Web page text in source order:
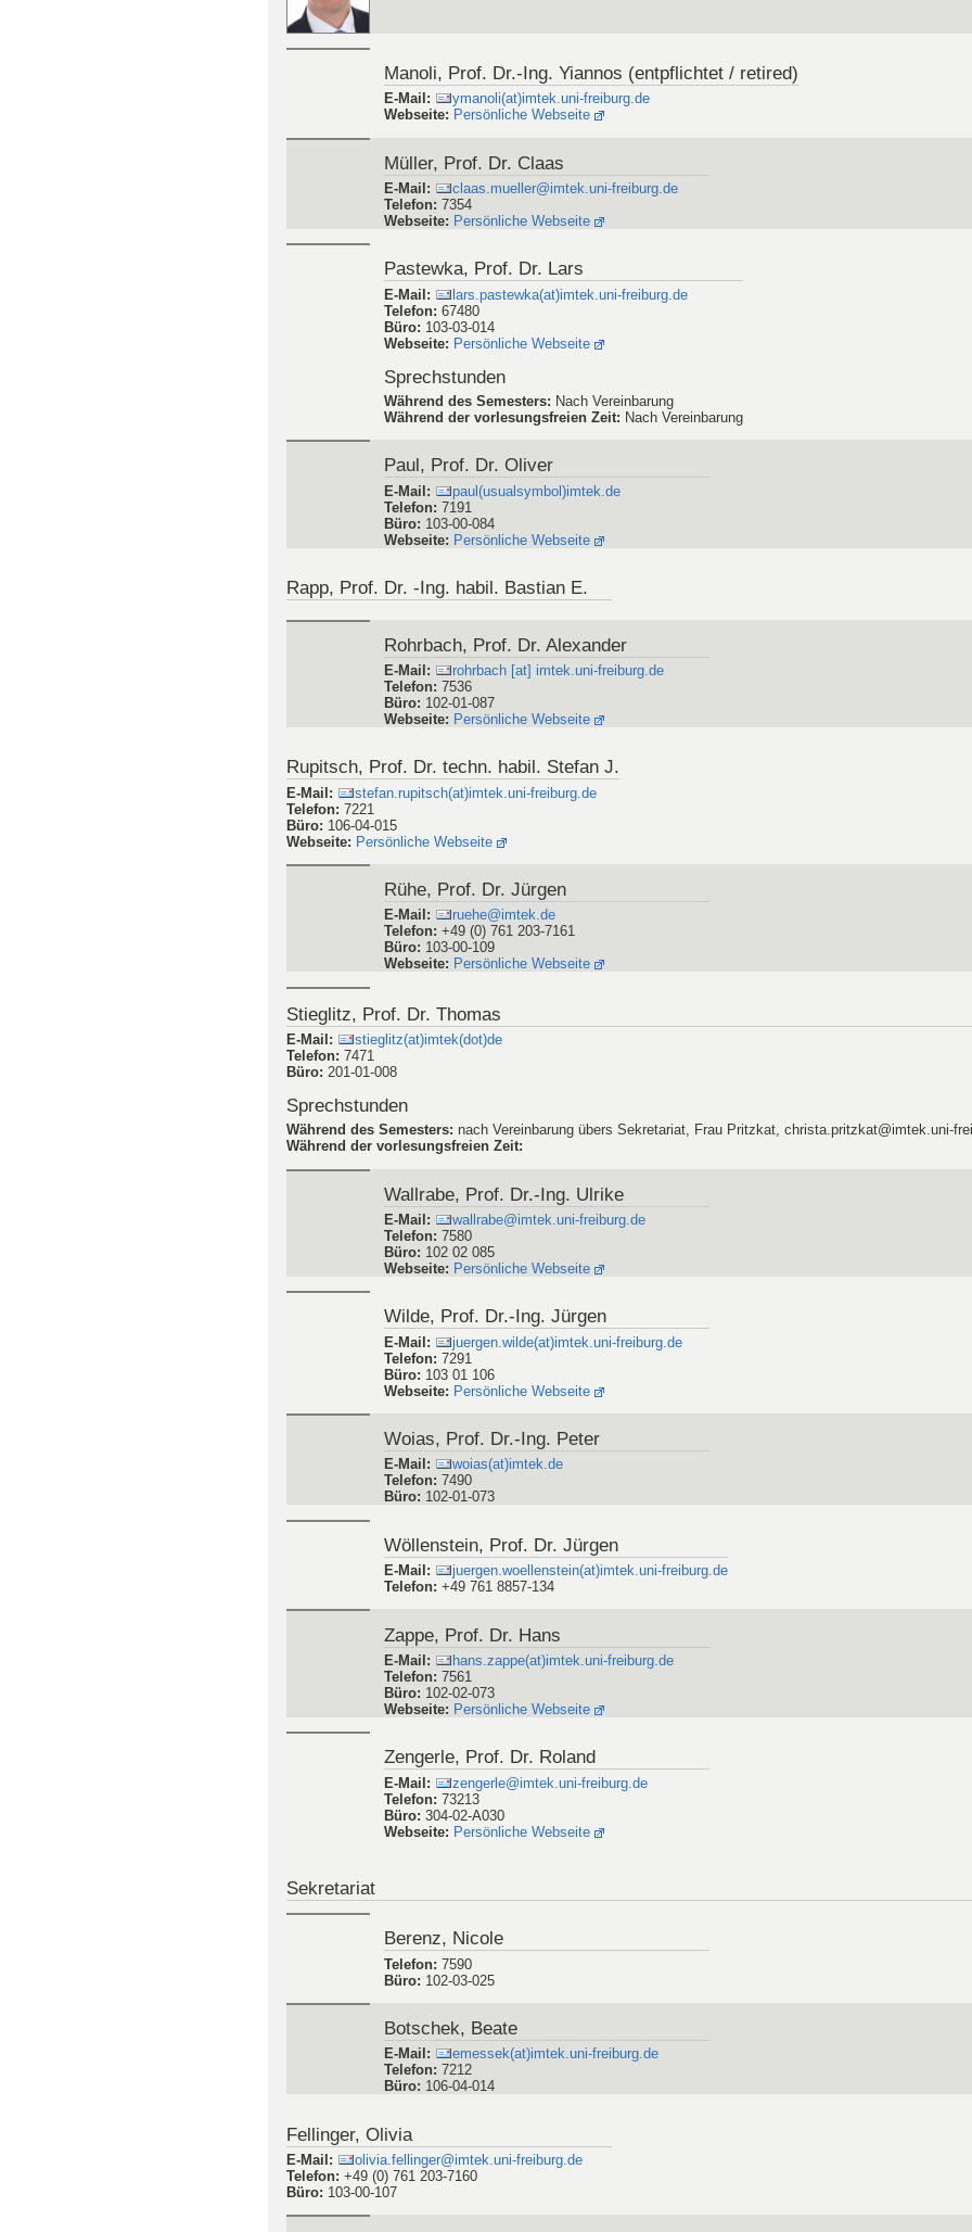
Manoli, Prof. Dr.-Ing. Yiannos (entpflichtet / retired)
E-Mail :
ymanoli(at)imtek.uni-freiburg.de
Webseite: Persönliche Webseite
Müller, Prof. Dr. Claas
E-Mail :
claas.mueller@imtek.uni-freiburg.de
Telefon:7354
Webseite: Persönliche Webseite
Pastewka, Prof. Dr. Lars
E-Mail:
lars.pastewka(at)imtek.uni-freiburg.de
Telefon:67480
Büro: 103-03-014
Webseite: Persönliche Webseite
Sprechstunden
Während des Semesters: Nach Vereinbarung
Während der vorlesungsfreien Zeit: Nach Vereinbarung
Paul, Prof. Dr. Oliver
E-Mail:
paul(usualsymbol)imtek.de
Telefon:7191
Büro: 103-00-084
Webseite: Persönliche Webseite
Rapp, Prof. Dr. -Ing. habil. Bastian E.
Rohrbach, Prof. Dr. Alexander
E-Mail :
rohrbach [at] imtek.uni-freiburg.de
Telefon:7536
Büro: 102-01-087
Webseite: Persönliche Webseite
Rupitsch, Prof. Dr. techn. habil. Stefan J.
E-Mail:
stefan.rupitsch(at)imtek.uni-freiburg.de
Telefon: 7221
Büro: 106-04-015
Webseite: Persönliche Webseite
Rühe, Prof. Dr. Jürgen
E-Mail :
ruehe@imtek.de
Telefon:+49 (0) 761 203-7161
Büro: 103-00-109
Webseite: Persönliche Webseite
Stieglitz, Prof. Dr. Thomas
E-Mail :
stieglitz(at)imtek(dot)de
Telefon: 7471
Büro: 201-01-008
Sprechstunden
Während des Semesters: nach Vereinbarung übers Sekretariat, Frau Pritzkat, christa.pritzkat@imtek.uni-
Während der vorlesungsfreien Zeit:
Wallrabe, Prof. Dr.-Ing. Ulrike
E-Mail :
wallrabe@imtek.uni-freiburg.de
Telefon:7580
Büro: 102 02 085
Webseite: Persönliche Webseite
Wilde, Prof. Dr.-Ing. Jürgen
E-Mail :
juergen.wilde(at)imtek.uni-freiburg.de
Telefon:7291
Büro: 103 01 106
Webseite: Persönliche Webseite
Woias, Prof. Dr.-Ing. Peter
E-Mail :
woias(at)imtek.de
Telefon:7490
Büro: 102-01-073
Wöllenstein, Prof. Dr. Jürgen
E-Mail :
juergen.woellenstein(at)imtek.uni-freiburg.de
Telefon:+49 761 8857-134
Zappe, Prof. Dr. Hans
E-Mail :
hans.zappe(at)imtek.uni-freiburg.de
Telefon:7561
Büro: 102-02-073
Webseite: Persönliche Webseite
Zengerle, Prof. Dr. Roland
E-Mail:
zengerle@imtek.uni-freiburg.de
Telefon:73213
Büro:304-02-A030
Webseite: Persönliche Webseite
Sekretariat
Berenz, Nicole
Telefon:7590
Büro: 102-03-025
Botschek, Beate
E-Mail :
emessek(at)imtek.uni-freiburg.de
Telefon:7212
Büro: 106-04-014
Fellinger, Olivia
E-Mail :
olivia.fellinger@imtek.uni-freiburg.de
Telefon: +49 (0) 761 203-7160
Büro: 103-00-107